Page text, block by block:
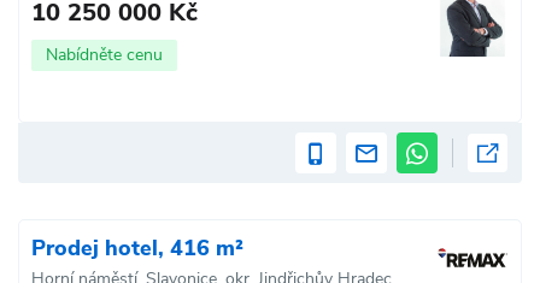
10 250 000 Kč
Nabídněte cenu
Prodej hotel, 416 m²